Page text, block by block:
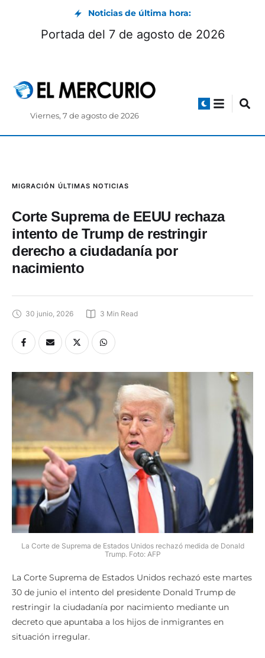
Noticias de última hora:
Portada del 7 de agosto de 2026
Viernes, 7 de agosto de 2026
MIGRACIÓN ÚLTIMAS NOTICIAS
Corte Suprema de EEUU rechaza
intento de Trump de restringir
derecho a ciudadanía por
nacimiento
30 junio, 2026 3 Min Read
La Corte de Suprema de Estados Unidos rechazó medida de Donald
Trump. Foto: AFP
La Corte Suprema de Estados Unidos rechazó este martes
30 de junio el intento del presidente Donald Trump de
restringir la ciudadanía por nacimiento mediante un
decreto que apuntaba a los hijos de inmigrantes en
situación irregular.